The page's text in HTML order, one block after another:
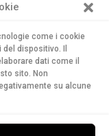
come i cookie
dispositivo. Il
dati come il
sito. Non
su alcune